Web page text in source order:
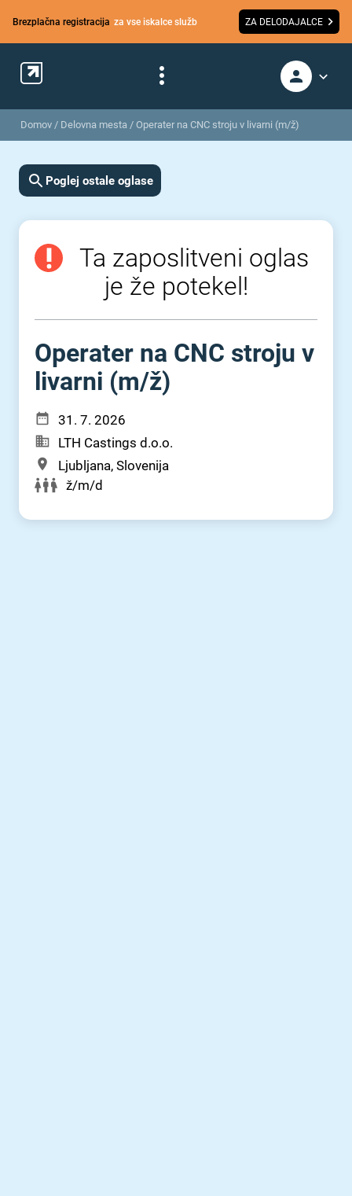
Brezplačna registracija za vse iskalce služb ZA DELODAJALCE
Domov / Delovna mesta / Operater na CNC stroju v livarni (m/ž)
Poglej ostale oglase
Ta zaposlitveni oglas
je že potekel!
Operater na CNC stroju v
livarni (m⁠/⁠ž)
31. 7. 2026
LTH Castings d.o.o.
Ljubljana, Slovenija
ž/m/d